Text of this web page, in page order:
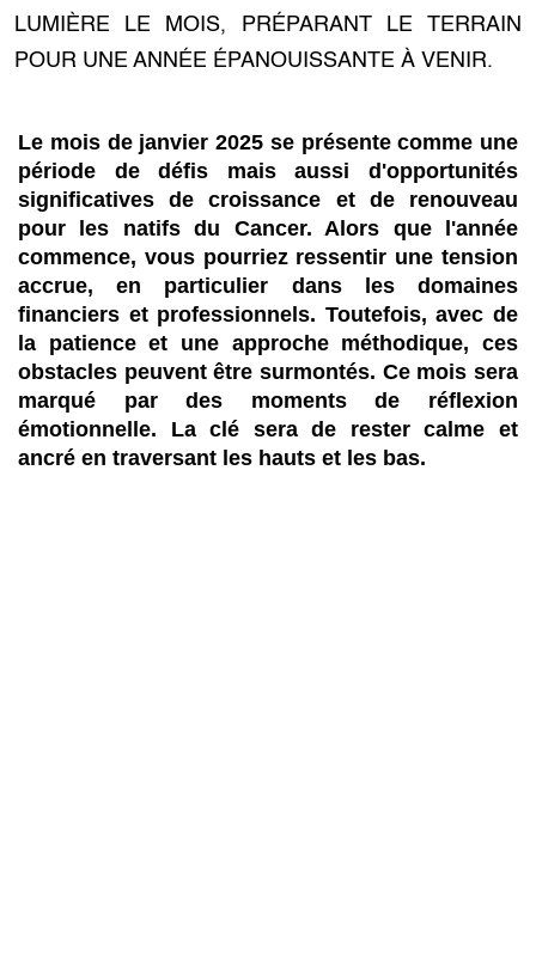
LUMIÈRE LE MOIS, PRÉPARANT LE TERRAIN
POUR UNE ANNÉE ÉPANOUISSANTE À VENIR.
Le mois de janvier 2025 se présente comme une
période de défis mais aussi d'opportunités
significatives de croissance et de renouveau
pour les natifs du Cancer. Alors que l'année
commence, vous pourriez ressentir une tension
accrue, en particulier dans les domaines
financiers et professionnels. Toutefois, avec de
la patience et une approche méthodique, ces
obstacles peuvent être surmontés. Ce mois sera
marqué par des moments de réflexion
émotionnelle. La clé sera de rester calme et
ancré en traversant les hauts et les bas.